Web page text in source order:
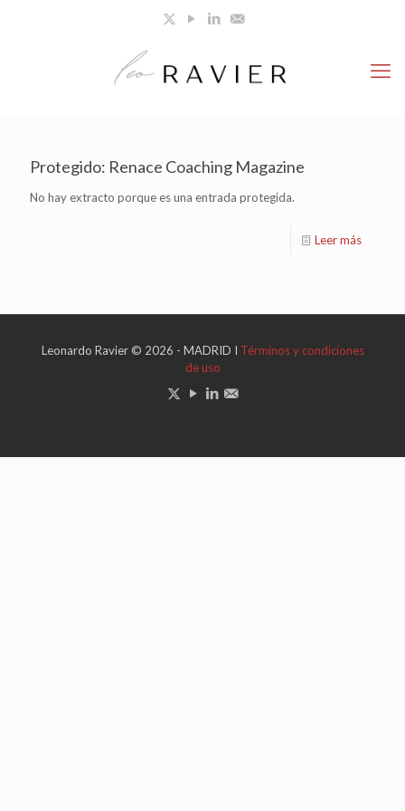
Protegido: Renace Coaching Magazine
No hay extracto porque es una entrada protegida.
Leer más
Leonardo Ravier © 2026 - MADRID I Términos y condiciones
de uso